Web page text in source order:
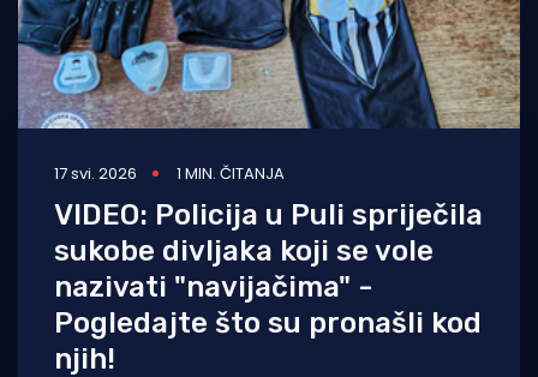
Ribolov
Ekologija
Tradicija i kultura
17 svi. 2026 1 MIN. ČITANJA
VIDEO: Policija u Puli spriječila
sukobe divljaka koji se vole
nazivati "navijačima" -
Pogledajte što su pronašli kod
njih!